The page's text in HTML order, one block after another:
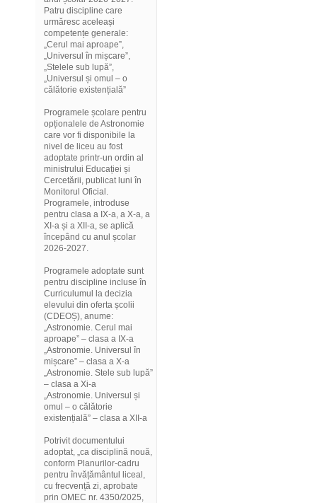
Patru discipline care
urmăresc aceleași
competențe generale:
„Cerul mai aproape”,
„Universul în mișcare”,
„Stelele sub lupă”,
„Universul și omul – o
călătorie existențială”
Programele școlare pentru
opționalele de Astronomie
care vor fi disponibile la
nivel de liceu au fost
adoptate printr-un ordin al
ministrului Educației și
Cercetării, publicat luni în
Monitorul Oficial.
Programele, introduse
pentru clasa a IX-a, a X-a, a
XI-a și a XII-a, se aplică
începând cu anul școlar
2026-2027.
Programele adoptate sunt
pentru discipline incluse în
Curriculumul la decizia
elevului din oferta școlii
(CDEOȘ), anume:
„Astronomie. Cerul mai
aproape” – clasa a IX-a
„Astronomie. Universul în
mișcare” – clasa a X-a
„Astronomie. Stele sub lupă”
– clasa a Xi-a
„Astronomie. Universul și
omul – o călătorie
existențială” – clasa a XII-a
Potrivit documentului
adoptat, „ca disciplină nouă,
conform Planurilor-cadru
pentru învățământul liceal,
cu frecvență zi, aprobate
prin OMEC nr. 4350/2025,